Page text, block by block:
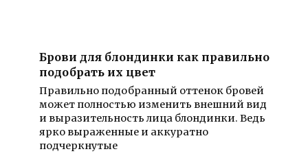
Брови для блондинки как правильно
подобрать их цвет
Правильно подобранный оттенок бровей
может полностью изменить внешний вид
и выразительность лица блондинки. Ведь
ярко выраженные и аккуратно
подчеркнутые